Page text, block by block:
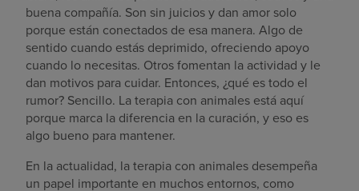
buena compañía. Son sin juicios y dan amor solo
porque están conectados de esa manera. Algo de
sentido cuando estás deprimido, ofreciendo apoyo
cuando lo necesitas. Otros fomentan la actividad y le
dan motivos para cuidar. Entonces, ¿qué es todo el
rumor? Sencillo. La terapia con animales está aquí
porque marca la diferencia en la curación, y eso es
algo bueno para mantener.
En la actualidad, la terapia con animales desempeña
un papel importante en muchos entornos, como